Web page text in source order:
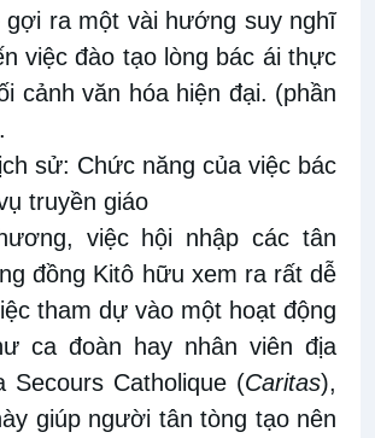
gợi ra một vài hướng suy nghĩ
việc đào tạo lòng bác ái thực
cảnh văn hóa hiện đại. (phần
sử: Chức năng của việc bác
truyền giáo
việc hội nhập các tân
đồng Kitô hữu xem ra rất dễ
tham dự vào một hoạt động
ca đoàn hay nhân viên địa
Secours Catholique (Caritas),
giúp người tân tòng tạo nên